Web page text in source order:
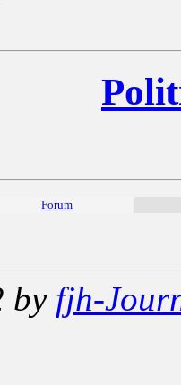
Forum
by fjh-